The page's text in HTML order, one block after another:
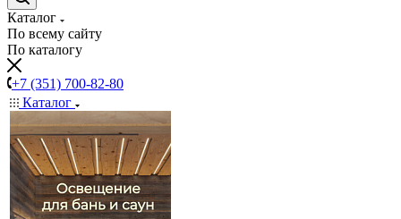
Каталог
По всему сайту
По каталогу
+7 (351) 700-82-80
Каталог